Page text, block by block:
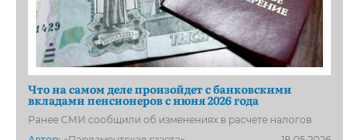
Что на самом деле произойдет с банковскими
вкладами пенсионеров с июня 2026 года
Ранее СМИ сообщили об изменениях в расчете налогов